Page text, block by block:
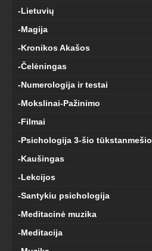
-Lietuvių
-Magija
-Kronikos Akašos
-Čelėningas
-Numerologija ir testai
-Mokslinai-Pažinimo
-Filmai
-Psichologija 3-šio tūkstanmešio
-Kaušingas
-Lekcijos
-Santykiu psichologija
-Meditacinė muzika
-Meditacija